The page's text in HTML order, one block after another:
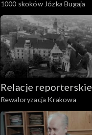
1000 skoków Józka Bugaja
Relacje reporterskie
Rewaloryzacja Krakowa